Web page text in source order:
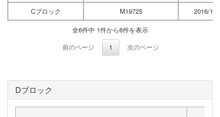
Cブロック
M19725
2016/12/
全6件中 1件から6件を表示
前のページ
1 次のページ
Dブロック